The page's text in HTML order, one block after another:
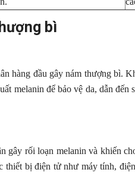
bì
hàng đầu gây nám thượng bì.
melanin để bảo vệ da, dẫn đến
gây rối loạn melanin và khiến
thiết bị điện tử như máy tính,